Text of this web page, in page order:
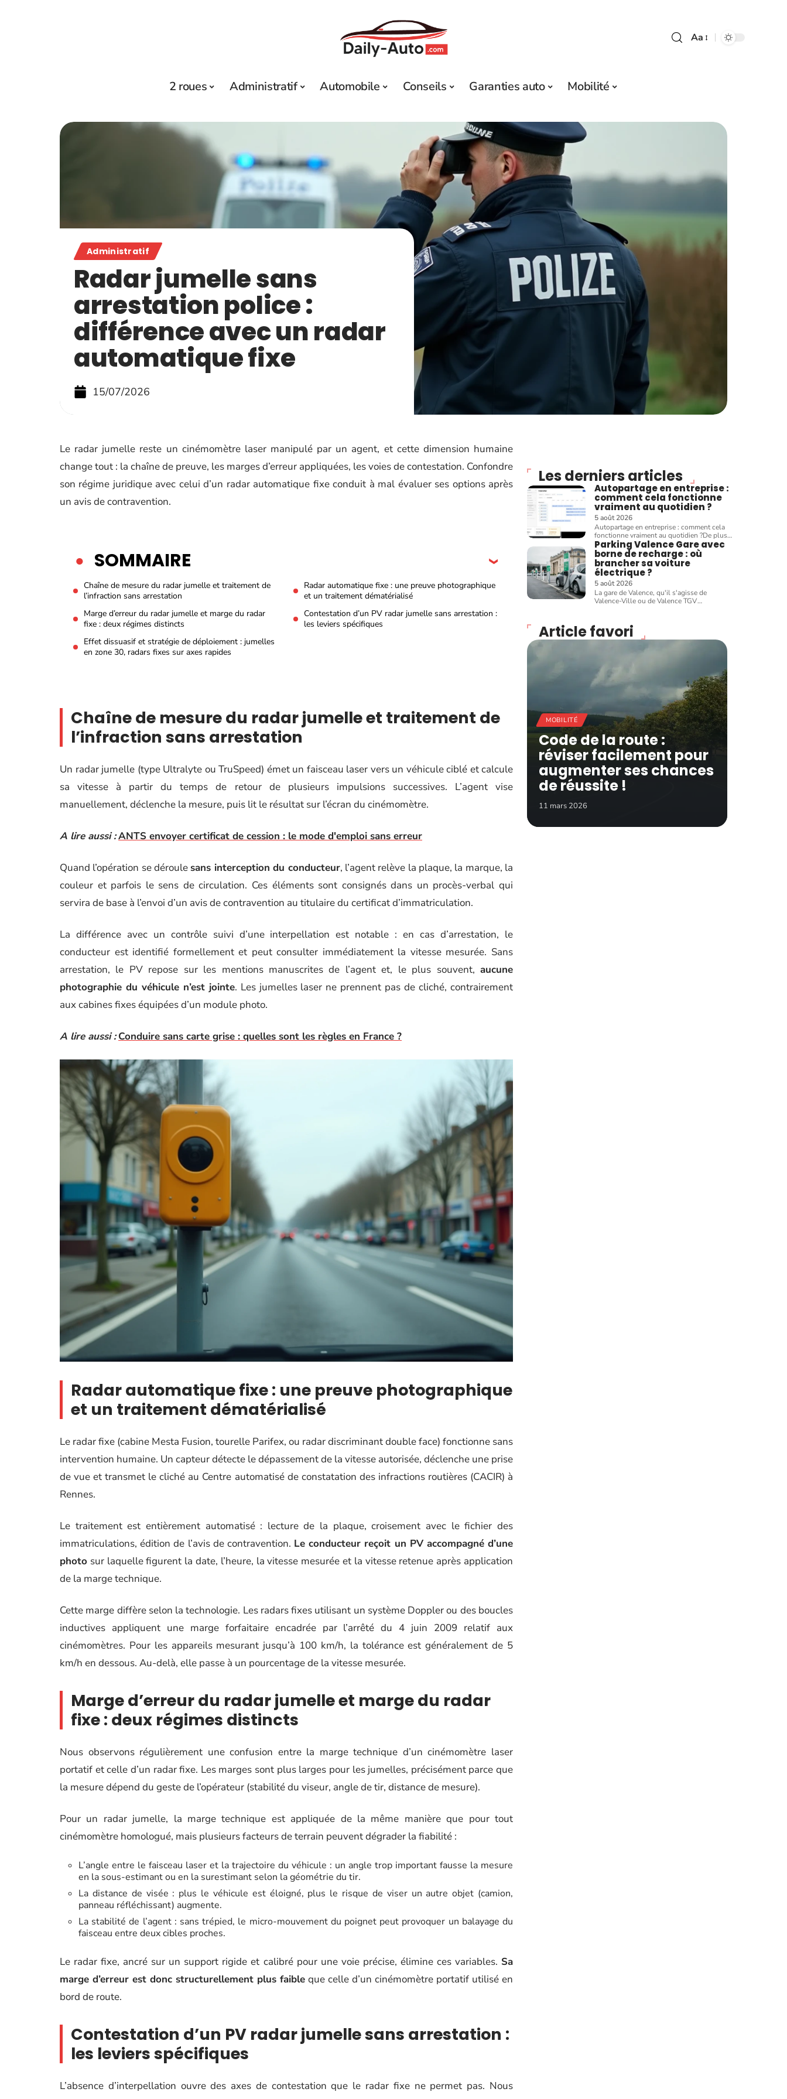
Aa
2 roues Administratif Automobile Conseils Garanties auto Mobilité
Administratif
Radar jumelle sans
arrestation police :
différence avec un radar
automatique fixe
15/07/2026
Le radar jumelle reste un cinémomètre laser manipulé par un agent, et cette dimension humaine
change tout : la chaîne de preuve, les marges d’erreur appliquées, les voies de contestation. Confondre
son régime juridique avec celui d’un radar automatique fixe conduit à mal évaluer ses options après
un avis de contravention.
SOMMAIRE
Chaîne de mesure du radar jumelle et traitement de
l’infraction sans arrestation
Radar automatique fixe : une preuve photographique
et un traitement dématérialisé
Marge d’erreur du radar jumelle et marge du radar
fixe : deux régimes distincts
Contestation d’un PV radar jumelle sans arrestation :
les leviers spécifiques
Effet dissuasif et stratégie de déploiement : jumelles
en zone 30, radars fixes sur axes rapides
Chaîne de mesure du radar jumelle et traitement de
l’infraction sans arrestation
Un radar jumelle (type Ultralyte ou TruSpeed) émet un faisceau laser vers un véhicule ciblé et calcule
sa vitesse à partir du temps de retour de plusieurs impulsions successives. L’agent vise
manuellement, déclenche la mesure, puis lit le résultat sur l’écran du cinémomètre.
A lire aussi :ANTS envoyer certificat de cession : le mode d'emploi sans erreur
Quand l’opération se déroule sans interception du conducteur, l’agent relève la plaque, la marque, la
couleur et parfois le sens de circulation. Ces éléments sont consignés dans un procès-verbal qui
servira de base à l’envoi d’un avis de contravention au titulaire du certificat d’immatriculation.
La différence avec un contrôle suivi d’une interpellation est notable : en cas d’arrestation, le
conducteur est identifié formellement et peut consulter immédiatement la vitesse mesurée. Sans
arrestation, le PV repose sur les mentions manuscrites de l’agent et, le plus souvent, aucune
photographie du véhicule n’est jointe. Les jumelles laser ne prennent pas de cliché, contrairement
aux cabines fixes équipées d’un module photo.
A lire aussi : Conduire sans carte grise : quelles sont les règles en France ?
Radar automatique fixe : une preuve photographique
et un traitement dématérialisé
Le radar fixe (cabine Mesta Fusion, tourelle Parifex, ou radar discriminant double face) fonctionne sans
intervention humaine. Un capteur détecte le dépassement de la vitesse autorisée, déclenche une prise
de vue et transmet le cliché au Centre automatisé de constatation des infractions routières (CACIR) à
Rennes.
Le traitement est entièrement automatisé : lecture de la plaque, croisement avec le fichier des
immatriculations, édition de l’avis de contravention. Le conducteur reçoit un PV accompagné d’une
photo sur laquelle figurent la date, l’heure, la vitesse mesurée et la vitesse retenue après application
de la marge technique.
Cette marge diffère selon la technologie. Les radars fixes utilisant un système Doppler ou des boucles
inductives appliquent une marge forfaitaire encadrée par l’arrêté du 4 juin 2009 relatif aux
cinémomètres. Pour les appareils mesurant jusqu’à 100 km/h, la tolérance est généralement de 5
km/h en dessous. Au-delà, elle passe à un pourcentage de la vitesse mesurée.
Marge d’erreur du radar jumelle et marge du radar
fixe : deux régimes distincts
Nous observons régulièrement une confusion entre la marge technique d’un cinémomètre laser
portatif et celle d’un radar fixe. Les marges sont plus larges pour les jumelles, précisément parce que
la mesure dépend du geste de l’opérateur (stabilité du viseur, angle de tir, distance de mesure).
Pour un radar jumelle, la marge technique est appliquée de la même manière que pour tout
cinémomètre homologué, mais plusieurs facteurs de terrain peuvent dégrader la fiabilité :
L’angle entre le faisceau laser et la trajectoire du véhicule : un angle trop important fausse la mesure
en la sous-estimant ou en la surestimant selon la géométrie du tir.
La distance de visée : plus le véhicule est éloigné, plus le risque de viser un autre objet (camion,
panneau réfléchissant) augmente.
La stabilité de l’agent : sans trépied, le micro-mouvement du poignet peut provoquer un balayage du
faisceau entre deux cibles proches.
Le radar fixe, ancré sur un support rigide et calibré pour une voie précise, élimine ces variables. Sa
marge d’erreur est donc structurellement plus faible que celle d’un cinémomètre portatif utilisé en
bord de route.
Contestation d’un PV radar jumelle sans arrestation :
les leviers spécifiques
L’absence d’interpellation ouvre des axes de contestation que le radar fixe ne permet pas. Nous
Les derniers articles
Autopartage en entreprise :
comment cela fonctionne
vraiment au quotidien ?
5 août 2026
Autopartage en entreprise : comment cela
fonctionne vraiment au quotidien ?De plus…
Parking Valence Gare avec
borne de recharge : où
brancher sa voiture
électrique ?
5 août 2026
La gare de Valence, qu'il s'agisse de
Valence-Ville ou de Valence TGV…
Article favori
MOBILITÉ
Code de la route :
réviser facilement pour
augmenter ses chances
de réussite !
11 mars 2026